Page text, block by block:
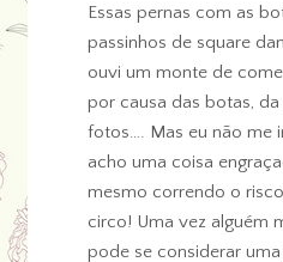
Essas pernas com as
passinhos de square
ouvi um monte de
por causa das botas, da
fotos…. Mas eu não me
acho uma coisa
mesmo correndo o
circo! Uma vez alguém
pode se considerar